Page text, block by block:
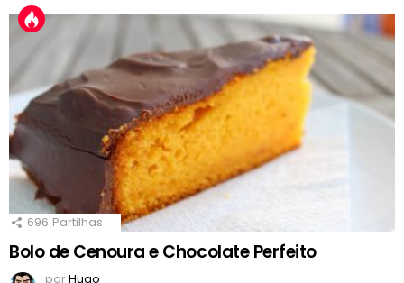
696 Partilhas
Bolo de Cenoura e Chocolate Perfeito
porHugo